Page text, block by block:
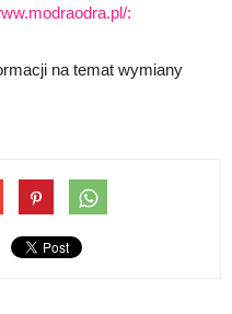
:
na temat wymiany